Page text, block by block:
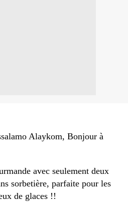
Alaykom, Bonjour à
avec seulement deux
sorbetière, parfaite pour les
de glaces !!